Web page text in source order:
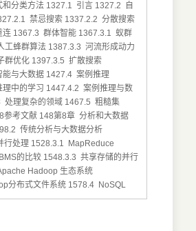
和分类方法 1327.1 引言 1327.2 自
禁忌搜索 1337.2.2 分散搜索
连 1367.3 群体智能 1367.3.1 蚁群
工蜂群算法 1387.3.3 河流形成动力
群优化 1397.3.5 扩散搜索
与大数据 1427.4 案例推理
中的学习 1447.4.2 案例推理与数
处理复杂的领域 1467.5 粗糙集
参考文献 148第8章 分析和大数据
传统分析与大数据分析
行处理 1528.3.1 MapReduce
的比较 1548.3.3 共享存储的并行
Hadoop 生态系统
分布式文件系统 1578.4 NoSQL